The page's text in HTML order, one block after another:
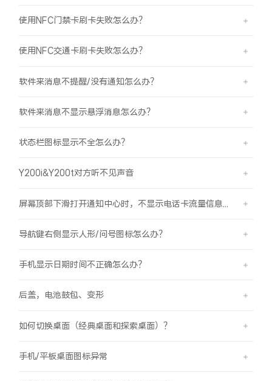
使用NFC门禁卡刷卡失败怎么办？
使用NFC交通卡刷卡失败怎么办？
软件来消息不提醒/没有通知怎么办？
软件来消息不显示悬浮消息怎么办？
状态栏图标显示不全怎么办？
Y200i&Y200t对方听不见声音
导航键右侧显示人形/问号图标怎么办？
手机显示日期时间不正确怎么办？
后盖，电池鼓包、变形
如何切换桌面（经典桌面和探索桌面）？
手机/平板桌面图标异常